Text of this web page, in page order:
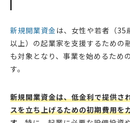
新規開業資金 は、女性や若者（35
以上）の起業家を支援するための
も対象となり、事業を始めるため
す。
新規開業資金は、低金利で提供さ
スを立ち上げるための初期費用を